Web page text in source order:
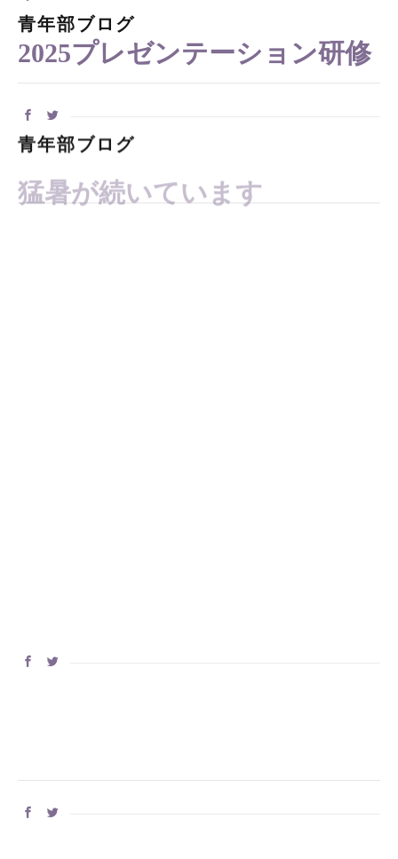
青年部ブログ
2025プレゼンテーション研修
青年部ブログ
猛暑が続いています